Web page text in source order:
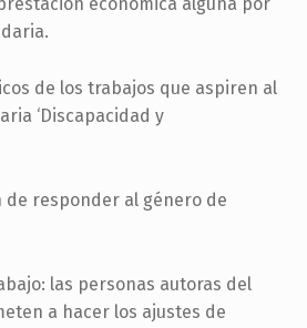
económica alguna por
de los trabajos que aspiren al
‘Discapacidad y
de responder al género de
las personas autoras del
a hacer los ajustes de